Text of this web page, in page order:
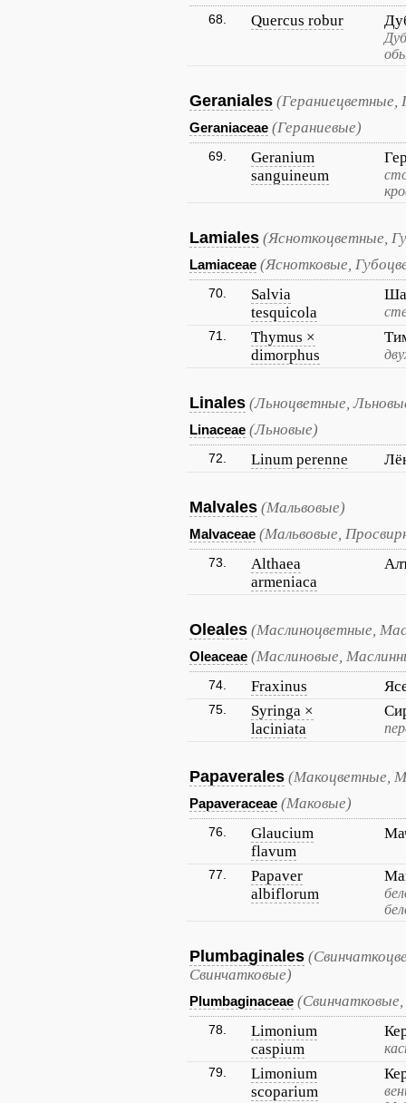
68. Quercus robur
Geraniales (Гераниецветные,
Geraniaceae (Гераниевые)
69.
Geranium
sanguineum
Lamiales (Ясноткоцветные,
Lamiaceae (Яснотковые,
70.
Salvia
tesquicola
71.
Thymus ×
dimorphus
Linales (Льноцветные,
Linaceae (Льновые)
72. Linum perenne
Malvales (Мальвовые)
Malvaceae (Мальвовые,
73.
Althaea
armeniaca
Oleales (Маслиноцветные,
Oleaceae (Маслиновые,
74. Fraxinus
75.
Syringa ×
laciniata
Papaverales (Макоцветные,
Papaveraceae (Маковые)
76.
Glaucium
flavum
77.
Papaver
albiflorum
Plumbaginales
Свинчатковые)
Plumbaginaceae
78.
Limonium
caspium
79.
Limonium
scoparium